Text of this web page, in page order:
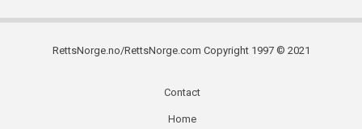
RettsNorge.no/RettsNorge.com Copyright 1997 © 2021
Contact
Home